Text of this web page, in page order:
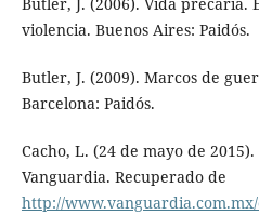
violencia. Buenos Aires: Paidós.
Butler, J. (2009). Marcos de
Barcelona: Paidós.
Cacho, L. (24 de mayo de
Vanguardia. Recuperado de
http://